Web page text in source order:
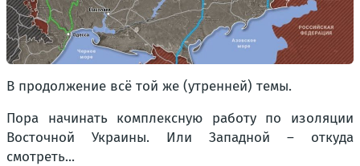
В продолжение всё той же (утренней) темы.
Пора начинать комплексную работу по изоляции
Восточной Украины. Или Западной – откуда
смотреть...